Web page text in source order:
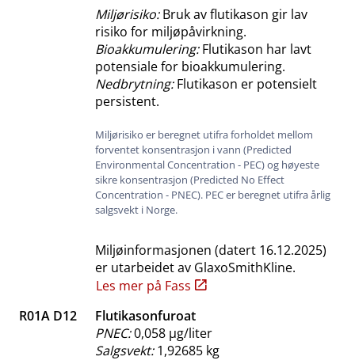
Miljørisiko:Bruk av flutikason gir lav
risiko for miljøpåvirkning.
Bioakkumulering:Flutikason har lavt
potensiale for bioakkumulering.
Nedbrytning:Flutikason er potensielt
persistent.
Miljørisiko er beregnet utifra forholdet mellom
forventet konsentrasjon i vann (Predicted
Environmental Concentration - PEC) og høyeste
sikre konsentrasjon (Predicted No Effect
Concentration - PNEC). PEC er beregnet utifra årlig
salgsvekt i Norge.
Miljøinformasjonen (datert 16.12.2025)
er utarbeidet av GlaxoSmithKline.
Les mer på Fass
R01A D12
Flutikasonfuroat
PNEC:0,058 μg​/​liter
Salgsvekt:1,92685 kg